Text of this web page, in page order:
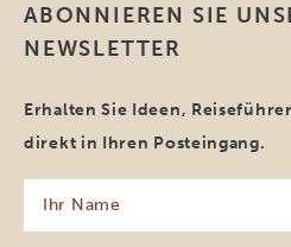
ABONNIEREN SIE
NEWSLETTER
Erhalten Sie Ideen,
direkt in Ihren Posteingang.
Name
(erforderlich)